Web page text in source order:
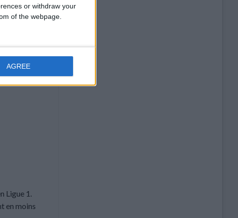
or withdraw your
of the webpage.
AGREE
Ligue 1.
en moins